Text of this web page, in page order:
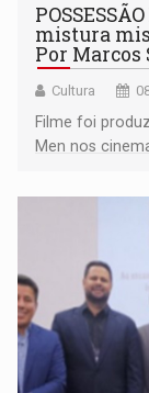
mistura
Por Marcos
Cultura
Filme foi
Men nos